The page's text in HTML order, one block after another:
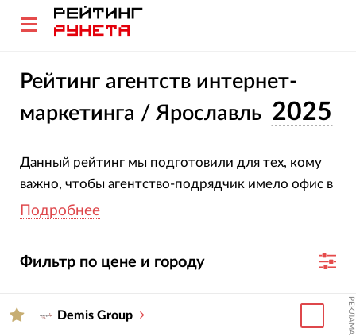
Рейтинг агентств интернет-
маркетинга / Ярославль 2025
Данный рейтинг мы подготовили для тех, кому
важно, чтобы агентство-подрядчик имело офис в
Ярославле. Каждый из участников рейтинга
карточки и сайты участников, направлять им свои
индивидуальные заявки или запустить тендер
Подробнее
Фильтр по цене и городу
Demis Group РЕКЛАМА